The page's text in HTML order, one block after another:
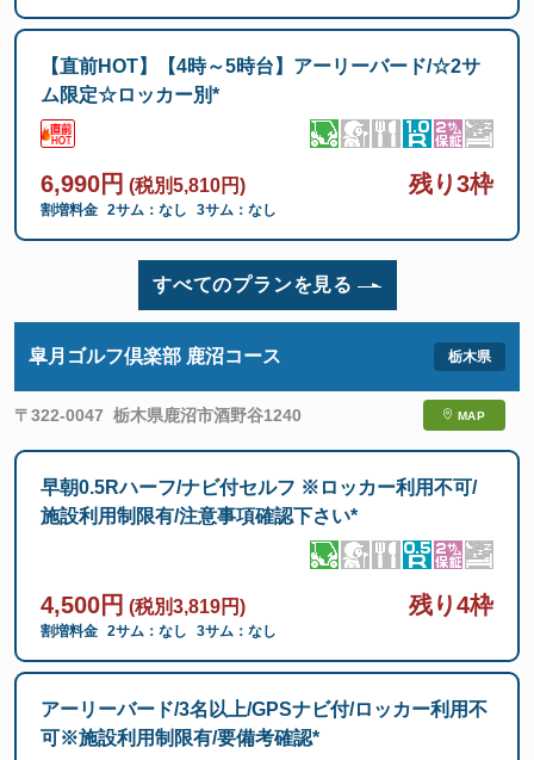
【直前HOT】【4時～5時台】アーリーバード/☆2サ
ム限定☆ロッカー別*
6,990円 (税別5,810円) 残り3枠
割増料金 2サム：なし 3サム：なし
すべてのプランを見る
皐月ゴルフ倶楽部 鹿沼コース
〒322-0047 栃木県鹿沼市酒野谷1240 MAP
早朝0.5Rハーフ/ナビ付セルフ ※ロッカー利用不可/
施設利用制限有/注意事項確認下さい*
4,500円 (税別3,819円) 残り4枠
割増料金 2サム：なし 3サム：なし
アーリーバード/3名以上/GPSナビ付/ロッカー利用不
可※施設利用制限有/要備考確認*